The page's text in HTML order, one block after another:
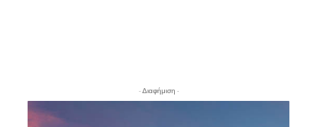
- Διαφήμιση -